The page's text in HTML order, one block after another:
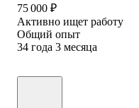
75 000 ₽
Активно ищет работу
Общий опыт
34 года 3 месяца